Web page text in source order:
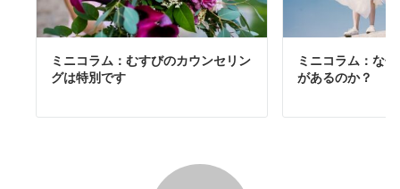
ミニコラム：むすびのカウンセリン
グは特別です
ミニコラム：な
があるのか？